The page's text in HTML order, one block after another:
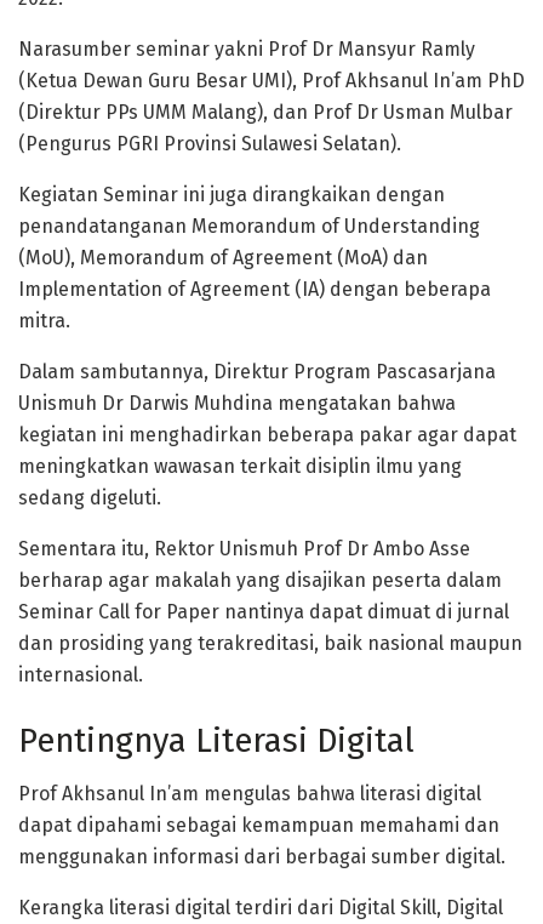
Narasumber seminar yakni Prof Dr Mansyur Ramly
(Ketua Dewan Guru Besar UMI), Prof Akhsanul In’am PhD
(Direktur PPs UMM Malang), dan Prof Dr Usman Mulbar
(Pengurus PGRI Provinsi Sulawesi Selatan).
Kegiatan Seminar ini juga dirangkaikan dengan
penandatanganan Memorandum of Understanding
(MoU), Memorandum of Agreement (MoA) dan
Implementation of Agreement (IA) dengan beberapa
mitra.
Dalam sambutannya, Direktur Program Pascasarjana
Unismuh Dr Darwis Muhdina mengatakan bahwa
kegiatan ini menghadirkan beberapa pakar agar dapat
meningkatkan wawasan terkait disiplin ilmu yang
sedang digeluti.
Sementara itu, Rektor Unismuh Prof Dr Ambo Asse
berharap agar makalah yang disajikan peserta dalam
Seminar Call for Paper nantinya dapat dimuat di jurnal
dan prosiding yang terakreditasi, baik nasional maupun
internasional.
Pentingnya Literasi Digital
Prof Akhsanul In’am mengulas bahwa literasi digital
dapat dipahami sebagai kemampuan memahami dan
menggunakan informasi dari berbagai sumber digital.
Kerangka literasi digital terdiri dari Digital Skill, Digital